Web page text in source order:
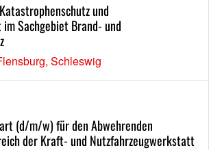
und
Sachgebiet Brand- und
Schleswig
(d/m/w) für den Abwehrenden
der Kraft- und Nutzfahrzeugwerkstatt